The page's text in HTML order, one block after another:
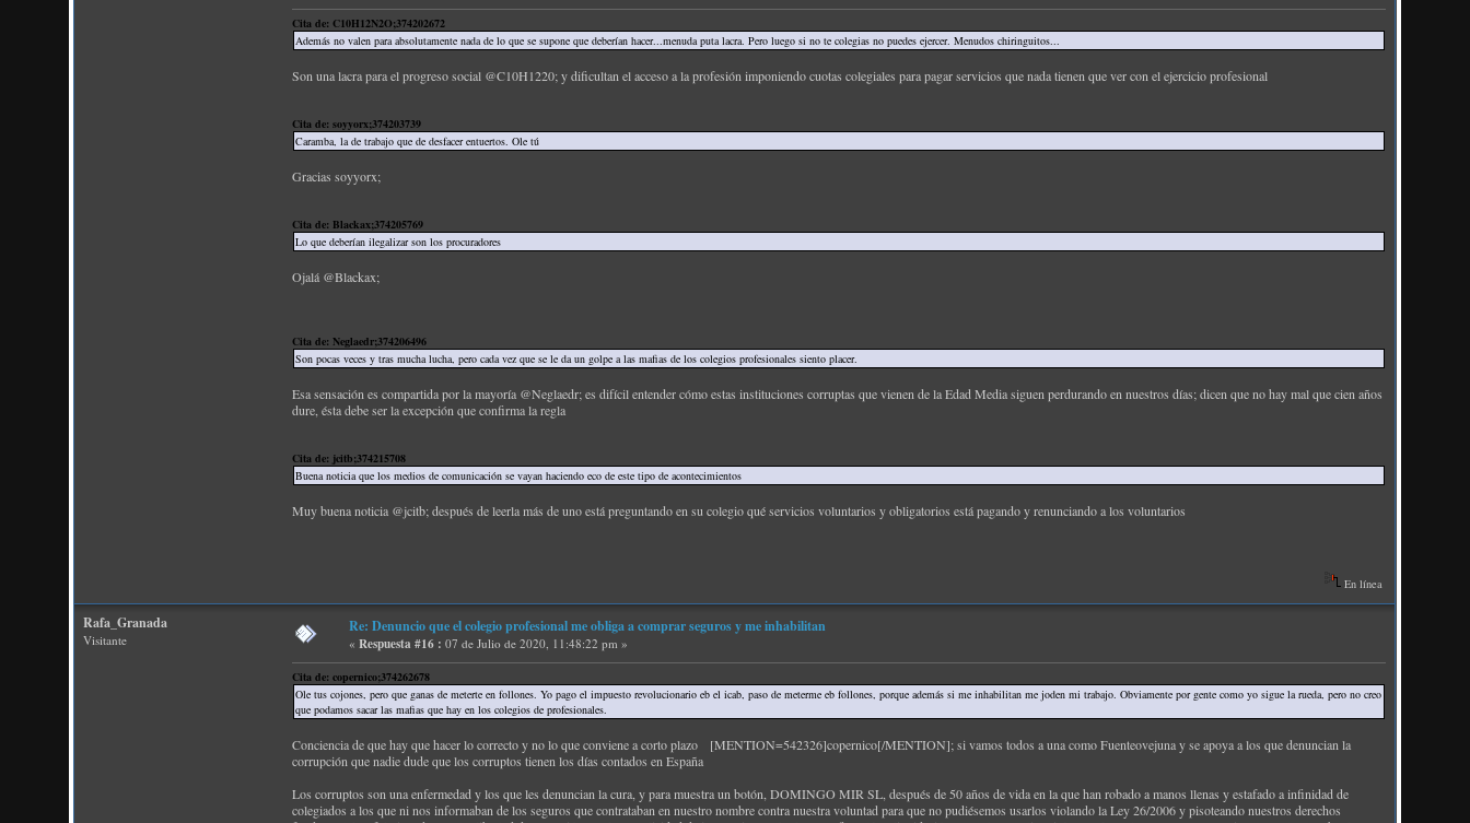
Cita de: C10H12N2O;374202672
Además no valen para absolutamente nada de lo que se supone que deberían hacer...menuda puta lacra. Pero luego si no te colegias no puedes ejercer. Menudos chiringuitos...
Son una lacra para el progreso social @C10H1220; y dificultan el acceso a la profesión imponiendo cuotas colegiales para pagar servicios que nada tienen que ver con el ejercicio profesional
Cita de: soyyorx;374203739
Caramba, la de trabajo que de desfacer entuertos. Ole tú
Gracias soyyorx;
Cita de: Blackax;374205769
Lo que deberían ilegalizar son los procuradores
Ojalá @Blackax;
Cita de: Neglaedr;374206496
Son pocas veces y tras mucha lucha, pero cada vez que se le da un golpe a las mafias de los colegios profesionales siento placer.
Esa sensación es compartida por la mayoría @Neglaedr; es difícil entender cómo estas instituciones corruptas que vienen de la Edad Media siguen perdurando en nuestros días; dicen que no hay mal que cien años
dure, ésta debe ser la excepción que confirma la regla
Cita de: jcitb;374215708
Buena noticia que los medios de comunicación se vayan haciendo eco de este tipo de acontecimientos
Muy buena noticia @jcitb; después de leerla más de uno está preguntando en su colegio qué servicios voluntarios y obligatorios está pagando y renunciando a los voluntarios
En línea
Rafa_Granada
Visitante
Re: Denuncio que el colegio profesional me obliga a comprar seguros y me inhabilitan
«Respuesta #16 : 07 de Julio de 2020, 11:48:22 pm »
Cita de: copernico;374262678
Ole tus cojones, pero que ganas de meterte en follones. Yo pago el impuesto revolucionario eb el icab, paso de meterme eb follones, porque además si me inhabilitan me joden mi trabajo. Obviamente por gente como yo sigue la rueda, pero no creo
que podamos sacar las mafias que hay en los colegios de profesionales.
Conciencia de que hay que hacer lo correcto y no lo que conviene a corto plazo [MENTION=542326]copernico[/MENTION]; si vamos todos a una como Fuenteovejuna y se apoya a los que denuncian la
corrupción que nadie dude que los corruptos tienen los días contados en España
Los corruptos son una enfermedad y los que les denuncian la cura, y para muestra un botón, DOMINGO MIR SL, después de 50 años de vida en la que han robado a manos llenas y estafado a infinidad de
colegiados a los que ni nos informaban de los seguros que contrataban en nuestro nombre contra nuestra voluntad para que no pudiésemos usarlos violando la Ley 26/2006 y pisoteando nuestros derechos